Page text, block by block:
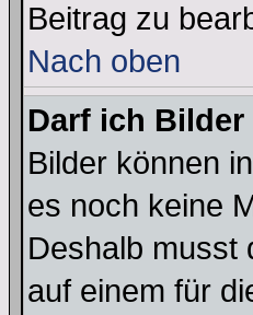
Beitrag zu
Nach oben
Darf ich
Bilder können
es noch keine
Deshalb musst
auf einem für